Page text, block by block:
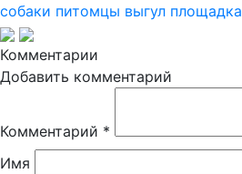
собаки питомцы выгул площадка
Комментарии
Добавить комментарий
Комментарий *
Имя